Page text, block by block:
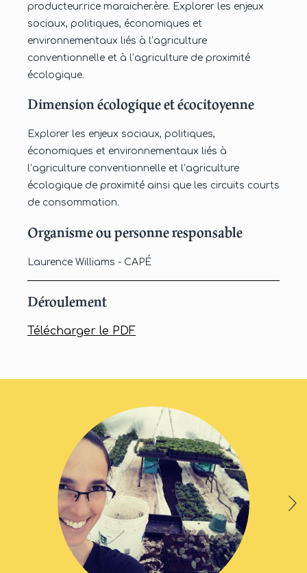
producteur.rice maraicher.ère. Explorer les enjeux
sociaux, politiques, économiques et
environnementaux liés à l’agriculture
conventionnelle et à l’agriculture de proximité
écologique.
Dimension écologique et écocitoyenne
Explorer les enjeux sociaux, politiques,
économiques et environnementaux liés à
l’agriculture conventionnelle et l’agriculture
écologique de proximité ainsi que les circuits courts
de consommation.
Organisme ou personne responsable
Laurence Williams - CAPÉ
Déroulement